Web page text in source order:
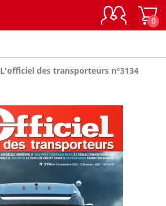
0
L'officiel des transporteurs n°3134